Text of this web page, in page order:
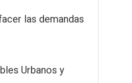
las demandas
Urbanos y